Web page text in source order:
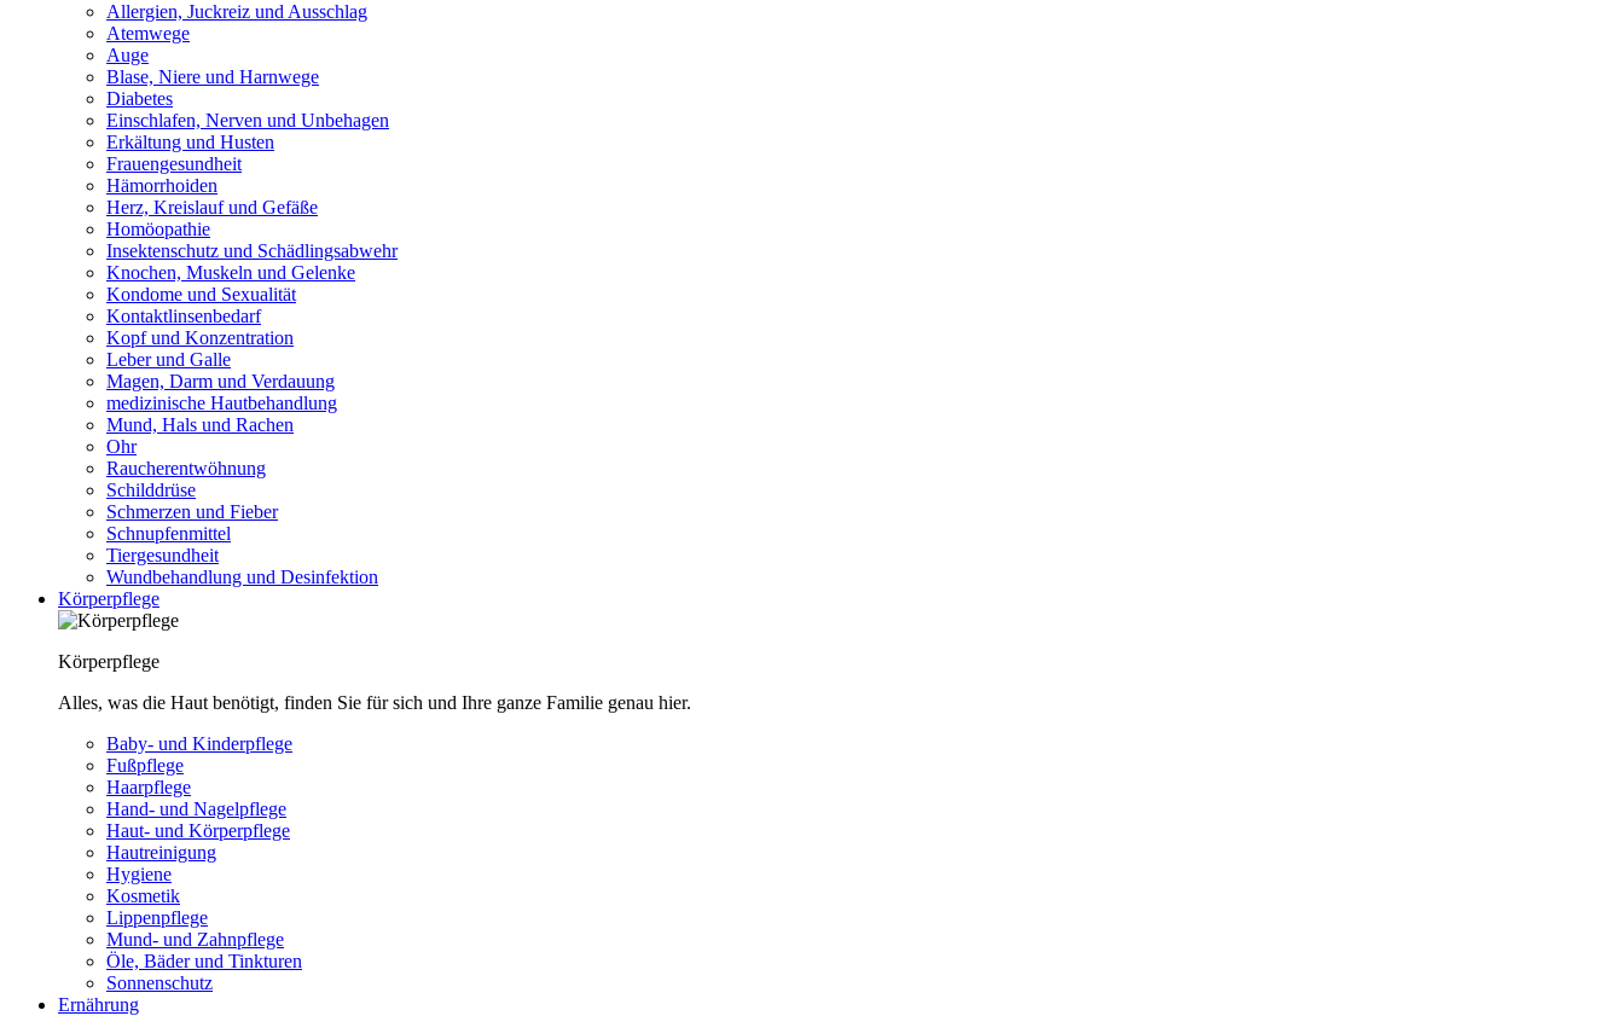
Allergien, Juckreiz und Ausschlag
Atemwege
Auge
Blase, Niere und Harnwege
Diabetes
Einschlafen, Nerven und Unbehagen
Erkältung und Husten
Frauengesundheit
Hämorrhoiden
Herz, Kreislauf und Gefäße
Homöopathie
Insektenschutz und Schädlingsabwehr
Knochen, Muskeln und Gelenke
Kondome und Sexualität
Kontaktlinsenbedarf
Kopf und Konzentration
Leber und Galle
Magen, Darm und Verdauung
medizinische Hautbehandlung
Mund, Hals und Rachen
Ohr
Raucherentwöhnung
Schilddrüse
Schmerzen und Fieber
Schnupfenmittel
Tiergesundheit
Wundbehandlung und Desinfektion
Körperpflege
Körperpflege
Alles, was die Haut benötigt, finden Sie für sich und Ihre ganze Familie genau hier.
Baby- und Kinderpflege
Fußpflege
Haarpflege
Hand- und Nagelpflege
Haut- und Körperpflege
Hautreinigung
Hygiene
Kosmetik
Lippenpflege
Mund- und Zahnpflege
Öle, Bäder und Tinkturen
Sonnenschutz
Ernährung